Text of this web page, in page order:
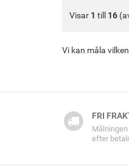
Visar 1 till 16
Vi kan måla
FRI
efter